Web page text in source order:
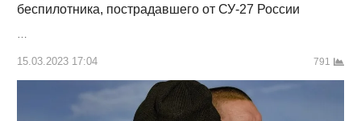
беспилотника, пострадавшего от СУ-27 России
…
15.03.2023 17:04 791